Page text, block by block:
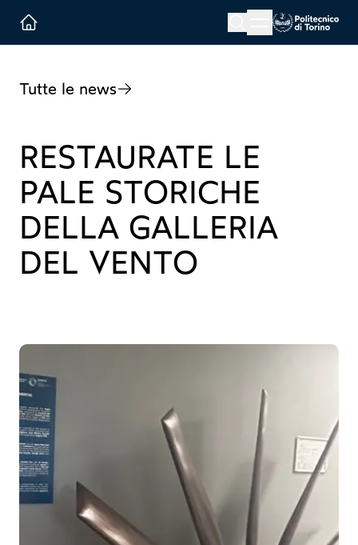
Menu button
Tutte le news
RESTAURATE LE
PALE STORICHE
DELLA GALLERIA
DEL VENTO